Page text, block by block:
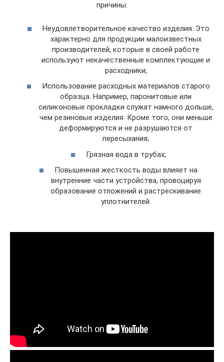
причины:
Неудовлетворительное качество изделия. Это
характерно для продукции малоизвестных
производителей, которые в своей работе
используют некачественные комплектующие и
расходники;
Использование расходных материалов старого
образца. Например, паронитовые или
силиконовые прокладки служат намного дольше,
чем резиновые изделия. Кроме того, они меньше
деформируются и не разрушаются от
пересыхания;
Грязная вода в трубах;
Повышенная жесткость воды влияет на
внутренние части устройства, провоцируя
образование отложений и растрескивание
уплотнителей.